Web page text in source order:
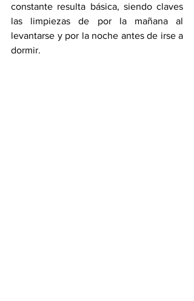
constante resulta básica, siendo claves
las limpiezas de por la mañana al
levantarse y por la noche antes de irse a
dormir.